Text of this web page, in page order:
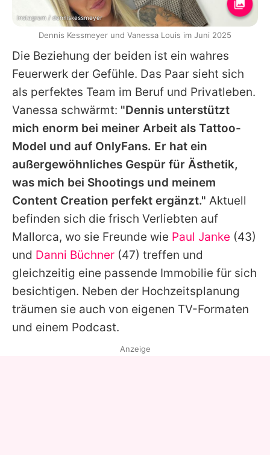
Die Beziehung der beiden ist ein wahres
Feuerwerk der Gefühle. Das Paar sieht sich
als perfektes Team im Beruf und Privatleben.
Vanessa schwärmt: "Dennis unterstützt
mich enorm bei meiner Arbeit als Tattoo-
Model und auf OnlyFans. Er hat ein
außergewöhnliches Gespür für Ästhetik,
was mich bei Shootings und meinem
Content Creation perfekt ergänzt." Aktuell
befinden sich die frisch Verliebten auf
Mallorca, wo sie Freunde wie Paul Janke (43)
und Danni Büchner (47) treffen und
gleichzeitig eine passende Immobilie für sich
besichtigen. Neben der Hochzeitsplanung
träumen sie auch von eigenen TV-Formaten
und einem Podcast.
Instagram / denniskessmeyer
Dennis Kessmeyer und Vanessa Louis im Juni 2025
Anzeige